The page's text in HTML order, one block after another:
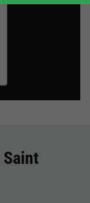
Saint